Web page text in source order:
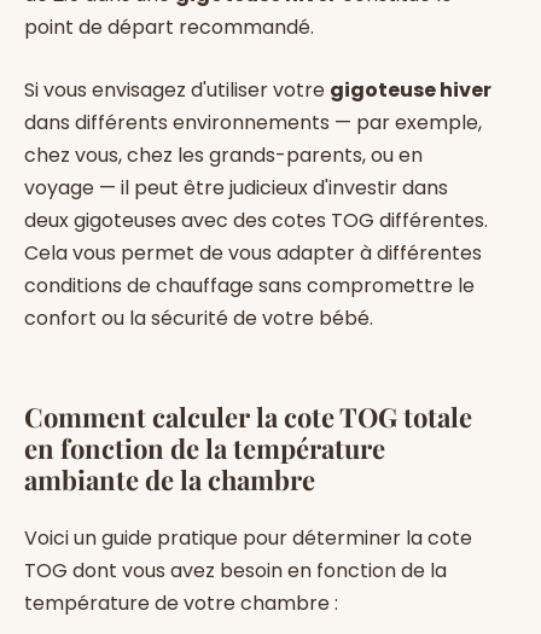
point de départ recommandé.
Si vous envisagez d'utiliser votre gigoteuse hiver
dans différents environnements — par exemple,
chez vous, chez les grands-parents, ou en
voyage — il peut être judicieux d'investir dans
deux gigoteuses avec des cotes TOG différentes.
Cela vous permet de vous adapter à différentes
conditions de chauffage sans compromettre le
confort ou la sécurité de votre bébé.
Comment calculer la cote TOG totale
en fonction de la température
ambiante de la chambre
Voici un guide pratique pour déterminer la cote
TOG dont vous avez besoin en fonction de la
température de votre chambre :